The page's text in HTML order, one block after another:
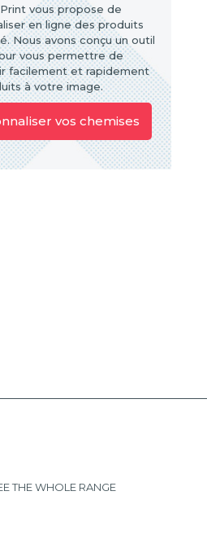
vous propose de
en ligne des produits
Nous avons conçu un outil
vous permettre de
facilement et rapidement
à votre image.
vos chemises
THE WHOLE RANGE